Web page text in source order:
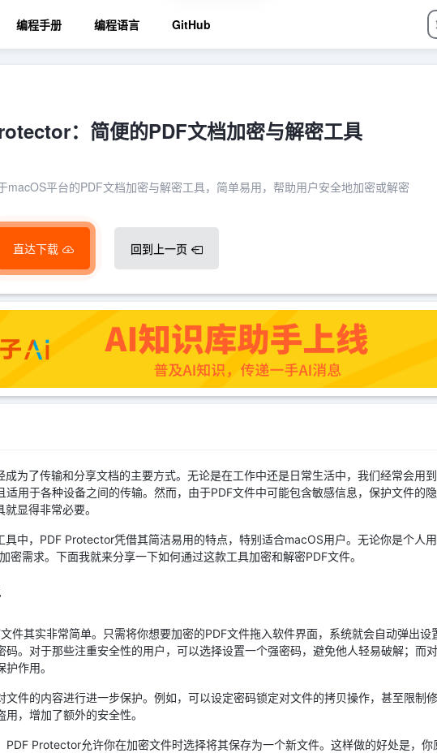
编程手册 编程语言 GitHub
：简便的PDF文档加密与解密工具
macOS平台的PDF文档加密与解密工具，简单易用，帮助用户安全地加密或解密
直达下载 回到上一页
成为了传输和分享文档的主要方式。无论是在工作中还是日常生活中，我们经常会用
用于各种设备之间的传输。然而，由于PDF文件中可能包含敏感信息，保护文件的隐
显得非常必要。
具中，PDF Protector凭借其简洁易用的特点，特别适合macOS用户。无论你是个人
密需求。下面我就来分享一下如何通过这款工具加密和解密PDF文件。
件其实非常简单。只需将你想要加密的PDF文件拖入软件界面，系统就会自动弹出设
码。对于那些注重安全性的用户，可以选择设置一个强密码，避免他人轻易破解；而
作用。
文件的内容进行进一步保护。例如，可以设定密码锁定对文件的拷贝操作，甚至限制
，增加了额外的安全性。
Protector允许你在加密文件时选择将其保存为一个新文件。这样做的好处是，你